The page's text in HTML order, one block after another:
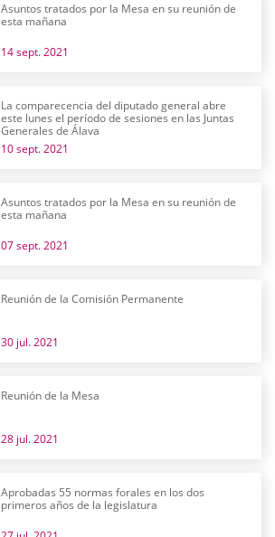
Asuntos tratados por la Mesa en su reunión de
esta mañana
14 sept. 2021
La comparecencia del diputado general abre
este lunes el período de sesiones en las Juntas
Generales de Álava
10 sept. 2021
Asuntos tratados por la Mesa en su reunión de
esta mañana
07 sept. 2021
Reunión de la Comisión Permanente
30 jul. 2021
Reunión de la Mesa
28 jul. 2021
Aprobadas 55 normas forales en los dos
primeros años de la legislatura